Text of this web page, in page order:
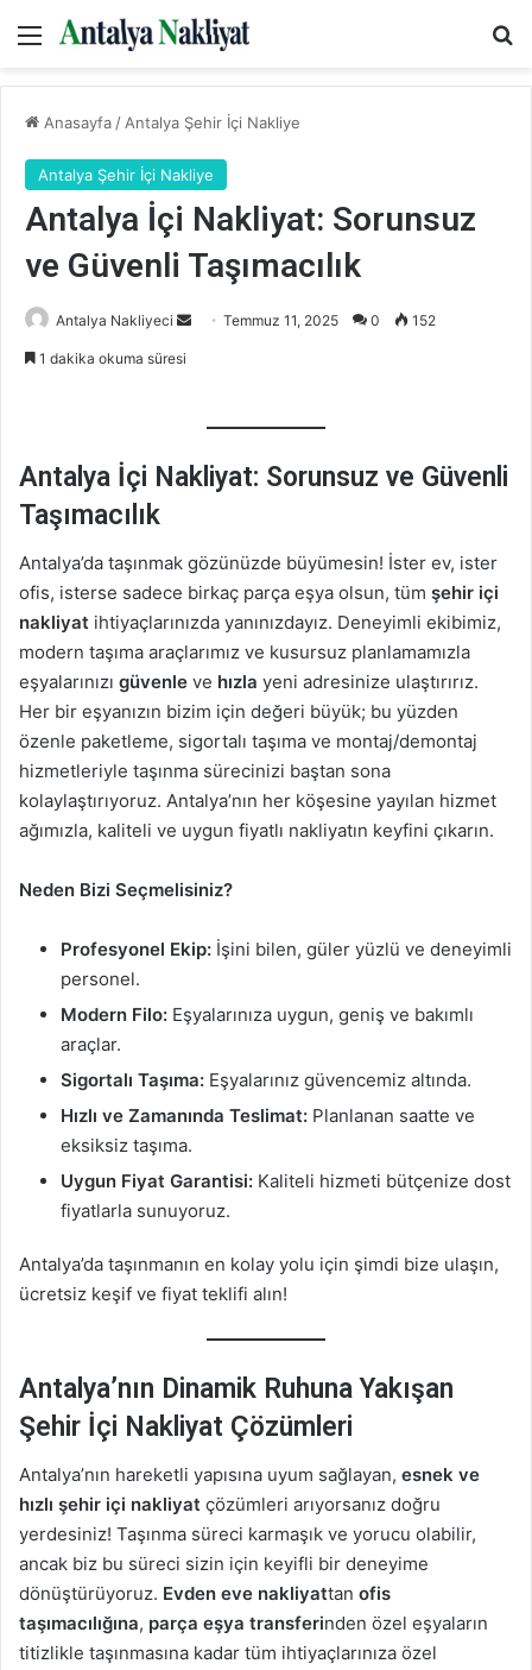
Menü
Anasayfa / Antalya Şehir İçi Nakliye
Antalya Şehir İçi Nakliye
Antalya İçi Nakliyat: Sorunsuz
ve Güvenli Taşımacılık
Antalya Nakliyeci
Bir
Temmuz 11, 2025 0 152
1 dakika okuma süresi
Antalya İçi Nakliyat: Sorunsuz ve Güvenli
Taşımacılık
Antalya’da taşınmak gözünüzde büyümesin! İster ev, ister
ofis, isterse sadece birkaç parça eşya olsun, tüm şehir içi
nakliyat ihtiyaçlarınızda yanınızdayız. Deneyimli ekibimiz,
modern taşıma araçlarımız ve kusursuz planlamamızla
eşyalarınızı güvenle ve hızla yeni adresinize ulaştırırız.
Her bir eşyanızın bizim için değeri büyük; bu yüzden
özenle paketleme, sigortalı taşıma ve montaj/demontaj
hizmetleriyle taşınma sürecinizi baştan sona
kolaylaştırıyoruz. Antalya’nın her köşesine yayılan hizmet
ağımızla, kaliteli ve uygun fiyatlı nakliyatın keyfini çıkarın.
Neden Bizi Seçmelisiniz?
Profesyonel Ekip: İşini bilen, güler yüzlü ve deneyimli
personel.
Modern Filo: Eşyalarınıza uygun, geniş ve bakımlı
araçlar.
Sigortalı Taşıma: Eşyalarınız güvencemiz altında.
Hızlı ve Zamanında Teslimat: Planlanan saatte ve
eksiksiz taşıma.
Uygun Fiyat Garantisi: Kaliteli hizmeti bütçenize dost
fiyatlarla sunuyoruz.
Antalya’da taşınmanın en kolay yolu için şimdi bize ulaşın,
ücretsiz keşif ve fiyat teklifi alın!
Antalya’nın Dinamik Ruhuna Yakışan
Şehir İçi Nakliyat Çözümleri
Antalya’nın hareketli yapısına uyum sağlayan, esnek ve
hızlı şehir içi nakliyat çözümleri arıyorsanız doğru
yerdesiniz! Taşınma süreci karmaşık ve yorucu olabilir,
ancak biz bu süreci sizin için keyifli bir deneyime
dönüştürüyoruz. Evden eve nakliyattan ofis
taşımacılığına, parça eşya transferinden özel eşyaların
titizlikle taşınmasına kadar tüm ihtiyaçlarınıza özel